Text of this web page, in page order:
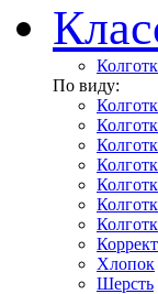
По виду:
Хлопок
Шерсть